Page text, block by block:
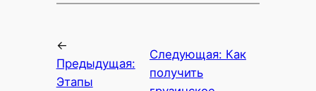
←
Предыдущая:
Этапы
Следующая: Как
получить